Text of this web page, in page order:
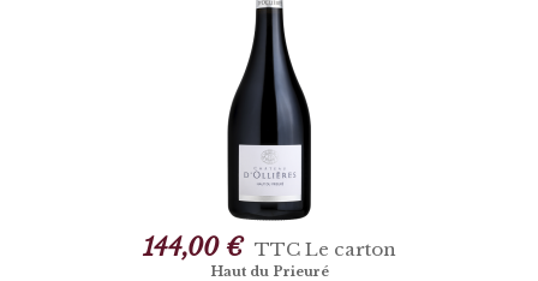
144,00 € TTCLe carton
Haut du Prieuré